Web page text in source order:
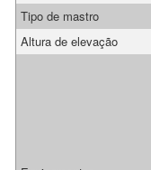
Tipo de mastro
Altura de elevação